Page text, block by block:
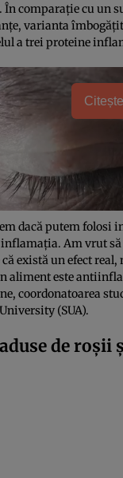
comparație cu un
varianta
a trei proteine
dacă putem
Am vrut
există un efect real,
aliment este
coordonatoarea
(SUA).
de roșii